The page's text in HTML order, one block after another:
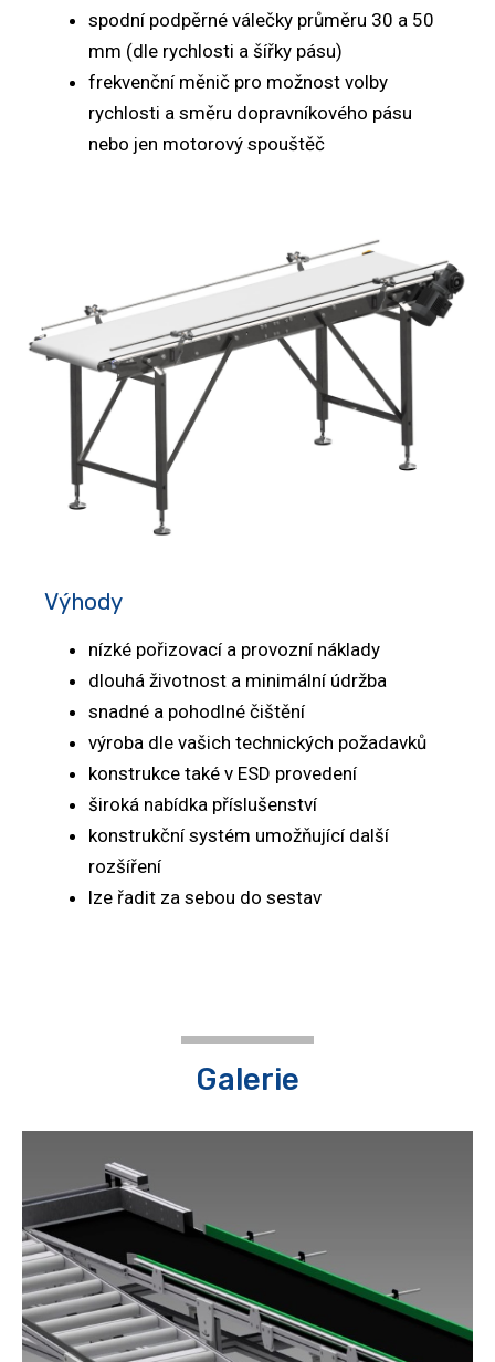
spodní podpěrné válečky průměru 30 a 50
mm (dle rychlosti a šířky pásu)
frekvenční měnič pro možnost volby
rychlosti a směru dopravníkového pásu
nebo jen motorový spouštěč
Výhody
nízké pořizovací a provozní náklady
dlouhá životnost a minimální údržba
snadné a pohodlné čištění
výroba dle vašich technických požadavků
konstrukce také v ESD provedení
široká nabídka příslušenství
konstrukční systém umožňující další
rozšíření
lze řadit za sebou do sestav
Galerie